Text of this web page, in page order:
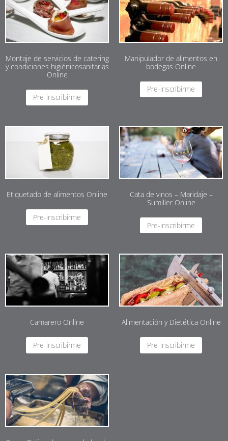
Montaje de servicios de catering
y condiciones higiénicosanitarias
Online
Pre-inscribirme
Manipulador de alimentos en
bodegas Online
Pre-inscribirme
Etiquetado de alimentos Online
Pre-inscribirme
Cata de vinos – Maridaje –
Sumiller Online
Pre-inscribirme
Camarero Online
Pre-inscribirme
Alimentación y Dietética Online
Pre-inscribirme